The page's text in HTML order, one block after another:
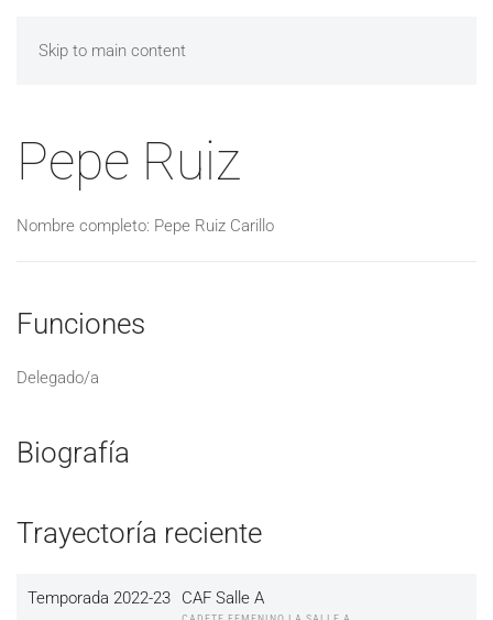
Skip to main content
Pepe Ruiz
Nombre completo: Pepe Ruiz Carillo
Funciones
Delegado/a
Biografía
Trayectoría reciente
Temporada 2022-23 CAF Salle A